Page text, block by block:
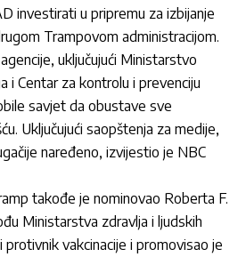
investirati u pripremu za izbijanje
Trampovom administracijom.
uključujući Ministarstvo
i Centar za kontrolu i prevenciju
savjet da obustave sve
Uključujući saopštenja za medije,
naređeno, izvijestio je NBC
takođe je nominovao Roberta F.
Ministarstva zdravlja i ljudskih
protivnik vakcinacije i promovisao je